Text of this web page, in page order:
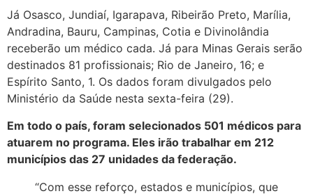
Já Osasco, Jundiaí, Igarapava, Ribeirão Preto, Marília,
Andradina, Bauru, Campinas, Cotia e Divinolândia
receberão um médico cada. Já para Minas Gerais serão
destinados 81 profissionais; Rio de Janeiro, 16; e
Espírito Santo, 1. Os dados foram divulgados pelo
Ministério da Saúde nesta sexta-feira (29).
Em todo o país, foram selecionados 501 médicos para
atuarem no programa. Eles irão trabalhar em 212
municípios das 27 unidades da federação.
“Com esse reforço, estados e municípios, que